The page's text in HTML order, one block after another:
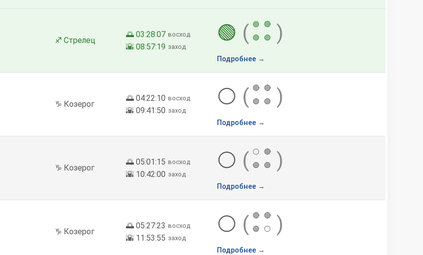
♐ Стрелец
🌅 03:28:07 восход
🌇 08:57:19 заход
🟢 ( 🟢
🔴
🟢
🟢 )
Подробнее →
♑ Козерог
🌅 04:22:10 восход
🌇 09:41:50 заход
⚪ ( 🔴
🔴
🟢
🟢 )
Подробнее →
♑ Козерог
🌅 05:01:15 восход
🌇 10:42:00 заход
⚪ ( ⚪
🔴
🟢
🟢 )
Подробнее →
♑ Козерог
🌅 05:27:23 восход
🌇 11:53:55 заход
⚪ ( 🔴
🔴
🟢
⚪ )
Подробнее →